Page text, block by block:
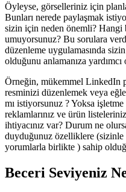
Öyleyse, görselleriniz için
Bunları nerede paylaşmak
sizin için neden önemli? Hangi
umuyorsunuz? Bu sorulara
düzenleme uygulamasında
olduğunu anlamanıza yardımcı
Örneğin, mükemmel LinkedIn
resminizi düzenlemek veya
mı istiyorsunuz ? Yoksa
reklamlarınız ve ürün
ihtiyacınız var? Durum ne
duyduğunuz özelliklere (sizinle
yorumlarla birlikte ) sahip
Beceri Seviyeniz